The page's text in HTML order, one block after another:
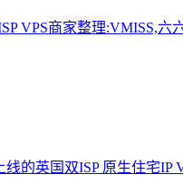
VPS商家整理:VMISS,六
的英国双ISP 原生住宅IP